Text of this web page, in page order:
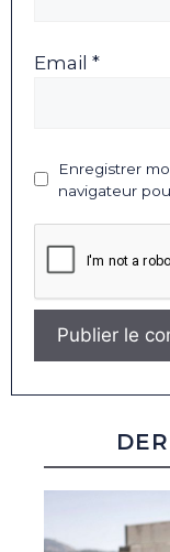
Email *
Enregistrer
navigateur